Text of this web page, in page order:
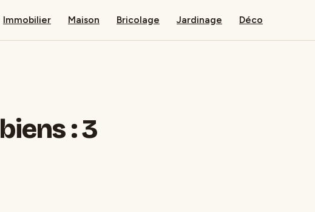
Immobilier Maison Bricolage Jardinage Déco
: 3